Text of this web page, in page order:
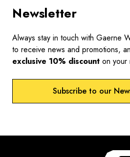
Newsletter
Always stay in touch with Gaerne
to receive news and promotions,
exclusive 10% discount on your
Subscribe to our